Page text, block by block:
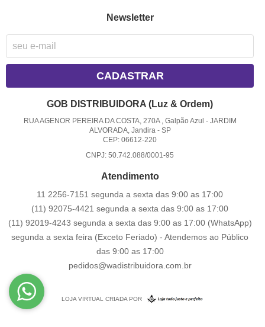
Newsletter
CADASTRAR
GOB DISTRIBUIDORA (Luz & Ordem)
RUA AGENOR PEREIRA DA COSTA, 270A , Galpão Azul - JARDIM
ALVORADA, Jandira- SP
CEP: 06612-220
CNPJ: 50.742.088/0001-95
Atendimento
11 2256-7151 segunda a sexta das 9:00 as 17:00
(11) 92075-4421 segunda a sexta das 9:00 as 17:00
(11) 92019-4243 segunda a sexta das 9:00 as 17:00 (WhatsApp)
segunda a sexta feira (Exceto Feriado) - Atendemos ao Público
das 9:00 as 17:00
pedidos@wadistribuidora.com.br
LOJA VIRTUAL CRIADA POR